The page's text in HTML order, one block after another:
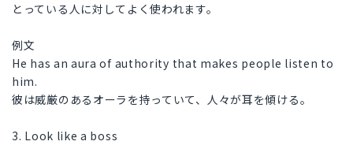
とっている人に対してよく使われます。
例文
He has an aura of authority that makes people listen to
him.
彼は威厳のあるオーラを持っていて、人々が耳を傾ける。
3. Look like a boss